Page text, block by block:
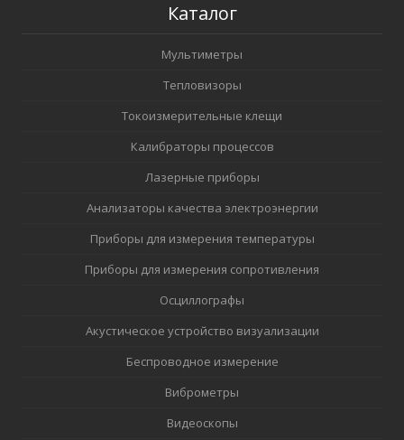
Каталог
Мультиметры
Тепловизоры
Токоизмерительные клещи
Калибраторы процессов
Лазерные приборы
Анализаторы качества электроэнергии
Приборы для измерения температуры
Приборы для измерения сопротивления
Осциллографы
Акустическое устройство визуализации
Беспроводное измерение
Виброметры
Видеоскопы